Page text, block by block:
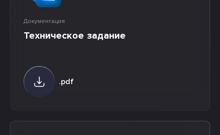
Документация
Техническое задание
.pdf